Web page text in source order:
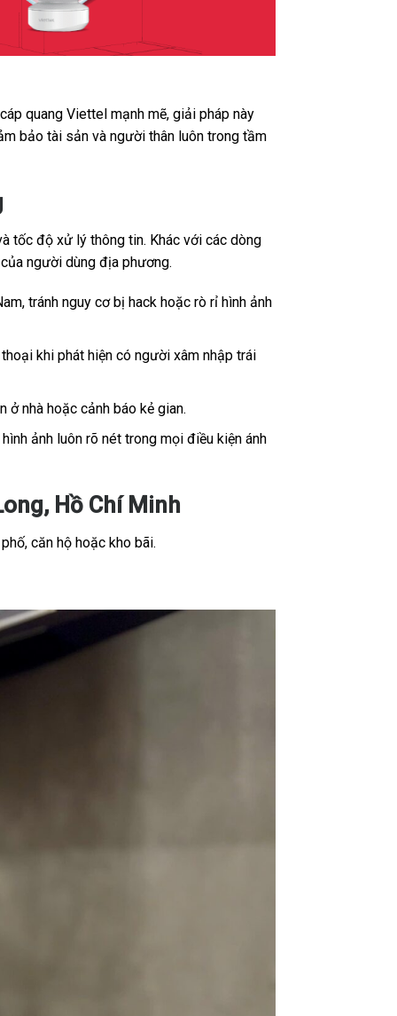
quang Viettel mạnh mẽ, giải pháp này
bảo tài sản và người thân luôn trong tầm
tốc độ xử lý thông tin. Khác với các dòng
người dùng địa phương.
tránh nguy cơ bị hack hoặc rò rỉ hình ảnh
khi phát hiện có người xâm nhập trái
nhà hoặc cảnh báo kẻ gian.
ảnh luôn rõ nét trong mọi điều kiện ánh
Hồ Chí Minh
căn hộ hoặc kho bãi.